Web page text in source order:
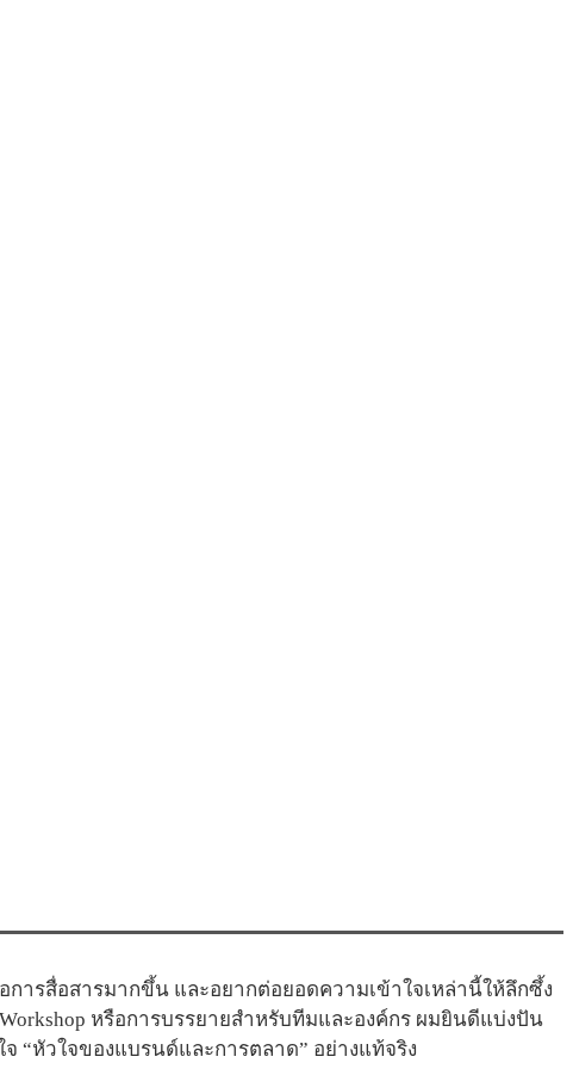
รสื่อสารมากขึ้น และอยากต่อยอดความเข้าใจเหล่านี้ให้ลึกซึ้ง
หรือการบรรยายสำหรับทีมและองค์กร ผมยินดีแบ่งปัน
“หัวใจของแบรนด์และการตลาด” อย่างแท้จริง